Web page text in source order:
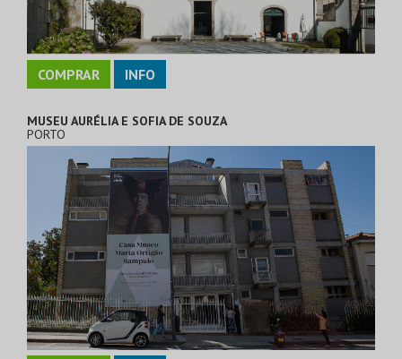
COMPRAR INFO
MUSEU AURÉLIA E SOFIA DE SOUZA
PORTO